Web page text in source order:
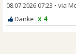
08.07.2026 07:23 •
x 4